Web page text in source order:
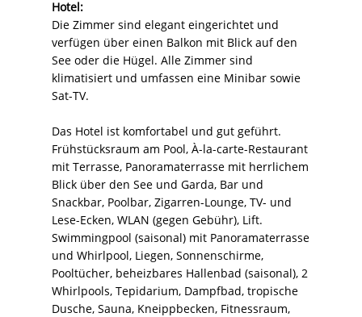
Hotel:
Die Zimmer sind elegant eingerichtet und
verfügen über einen Balkon mit Blick auf den
See oder die Hügel. Alle Zimmer sind
klimatisiert und umfassen eine Minibar sowie
Sat-TV.
Das Hotel ist komfortabel und gut geführt.
Frühstücksraum am Pool, À-la-carte-Restaurant
mit Terrasse, Panoramaterrasse mit herrlichem
Blick über den See und Garda, Bar und
Snackbar, Poolbar, Zigarren-Lounge, TV- und
Lese-Ecken, WLAN (gegen Gebühr), Lift.
Swimmingpool (saisonal) mit Panoramaterrasse
und Whirlpool, Liegen, Sonnenschirme,
Pooltücher, beheizbares Hallenbad (saisonal), 2
Whirlpools, Tepidarium, Dampfbad, tropische
Dusche, Sauna, Kneippbecken, Fitnessraum,